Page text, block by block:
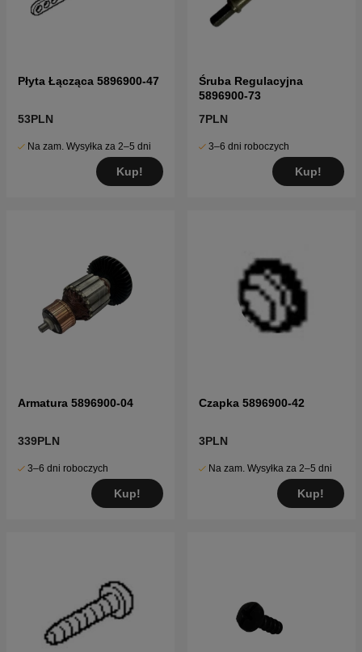
Płyta Łącząca 5896900-47
53PLN
Na zam. Wysyłka za 2–5 dni
Kup!
Śruba Regulacyjna
5896900-73
7PLN
3–6 dni roboczych
Kup!
Armatura 5896900-04
339PLN
3–6 dni roboczych
Kup!
Czapka 5896900-42
3PLN
Na zam. Wysyłka za 2–5 dni
Kup!